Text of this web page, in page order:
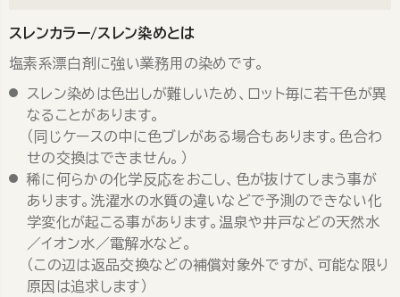
スレンカラー/スレン染めとは
塩素系漂白剤に強い業務用の染めです。
スレン染めは色出しが難しいため、ロット毎に若干色が異
なることがあります。
（同じケースの中に色ブレがある場合もあります。色合わ
せの交換はできません。）
稀に何らかの化学反応をおこし、色が抜けてしまう事が
あります。洗濯水の水質の違いなどで予測のできない化
学変化が起こる事があります。温泉や井戸などの天然水
／イオン水／電解水など。
（この辺は返品交換などの補償対象外ですが、可能な限り
原因は追求します）